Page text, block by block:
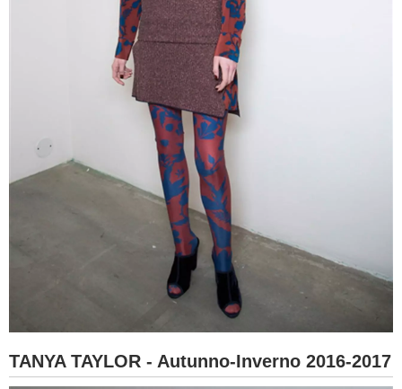
TANYA TAYLOR - Autunno-Inverno 2016-2017